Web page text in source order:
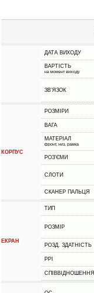
ДАТА ВИХОДУ
ВАРТІСТЬ
на момент виходу
ЗВ'ЯЗОК
КОРПУС
РОЗМІРИ
ВАГА
МАТЕРІАЛ
фронт, низ, рамка
РОЗ'ЄМИ
СЛОТИ
СКАНЕР ПАЛЬЦЯ
ЕКРАН
ТИП
РОЗМІР
РОЗД. ЗДАТНІСТЬ
PPI
СПІВВІДНОШЕННЯ